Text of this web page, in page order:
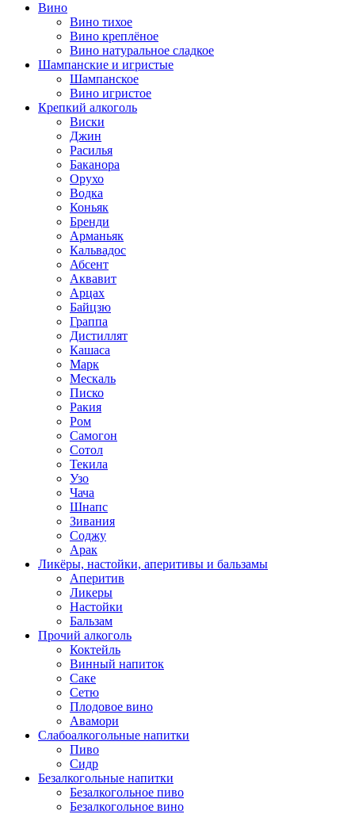
Вино
Вино тихое
Вино креплёное
Вино натуральное сладкое
Шампанские и игристые
Шампанское
Вино игристое
Крепкий алкоголь
Виски
Джин
Расилья
Баканора
Орухо
Водка
Коньяк
Бренди
Арманьяк
Кальвадос
Абсент
Аквавит
Арцах
Байцзю
Граппа
Дистиллят
Кашаса
Марк
Мескаль
Писко
Ракия
Ром
Самогон
Сотол
Текила
Узо
Чача
Шнапс
Зивания
Соджу
Арак
Ликёры, настойки, аперитивы и бальзамы
Аперитив
Ликеры
Настойки
Бальзам
Прочий алкоголь
Коктейль
Винный напиток
Саке
Сетю
Плодовое вино
Авамори
Слабоалкогольные напитки
Пиво
Сидр
Безалкогольные напитки
Безалкогольное пиво
Безалкогольное вино